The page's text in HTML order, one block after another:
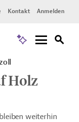
Kontakt Anmelden
Holz
weiterhin